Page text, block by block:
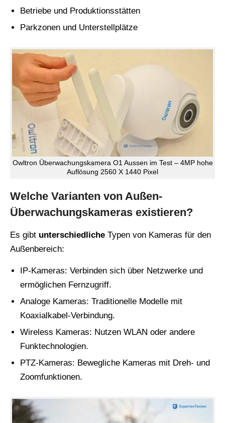
Betriebe und Produktionsstätten
Parkzonen und Unterstellplätze
Owltron Überwachungskamera O1 Aussen im Test – 4MP hohe
Auflösung 2560 X 1440 Pixel
Welche Varianten von Außen-
Überwachungskameras existieren?
Es gibt unterschiedliche Typen von Kameras für den
Außenbereich:
IP-Kameras: Verbinden sich über Netzwerke und
ermöglichen Fernzugriff.
Analoge Kameras: Traditionelle Modelle mit
Koaxialkabel-Verbindung.
Wireless Kameras: Nutzen WLAN oder andere
Funktechnologien.
PTZ-Kameras: Bewegliche Kameras mit Dreh- und
Zoomfunktionen.